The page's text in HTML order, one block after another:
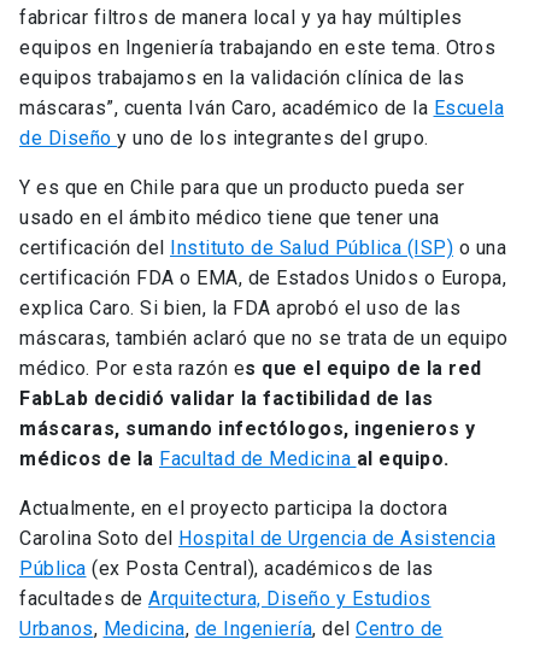
fabricar filtros de manera local y ya hay múltiples
equipos en Ingeniería trabajando en este tema. Otros
equipos trabajamos en la validación clínica de las
máscaras”, cuenta Iván Caro, académico de la Escuela
de Diseño y uno de los integrantes del grupo.
Y es que en Chile para que un producto pueda ser
usado en el ámbito médico tiene que tener una
certificación del Instituto de Salud Pública (ISP) o una
certificación FDA o EMA, de Estados Unidos o Europa,
explica Caro. Si bien, la FDA aprobó el uso de las
máscaras, también aclaró que no se trata de un equipo
médico. Por esta razón es que el equipo de la red
FabLab decidió validar la factibilidad de las
máscaras, sumando infectólogos, ingenieros y
médicos de la Facultad de Medicina al equipo.
Actualmente, en el proyecto participa la doctora
Carolina Soto del Hospital de Urgencia de Asistencia
Pública (ex Posta Central), académicos de las
facultades de Arquitectura, Diseño y Estudios
Urbanos, Medicina, de Ingeniería, del Centro de